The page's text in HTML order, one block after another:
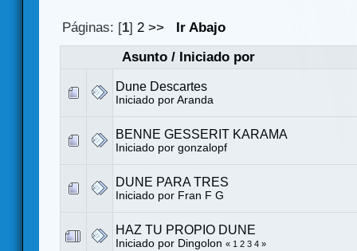
Páginas: [1]2 >>
Ir Abajo
Asunto/ Iniciado por
Dune Descartes
Iniciado por Aranda
BENNE GESSERIT KARAMA
Iniciado por gonzalopf
DUNE PARA TRES
Iniciado por Fran F G
HAZ TU PROPIO DUNE
Iniciado por Dingolon « 1 2 3 4 »